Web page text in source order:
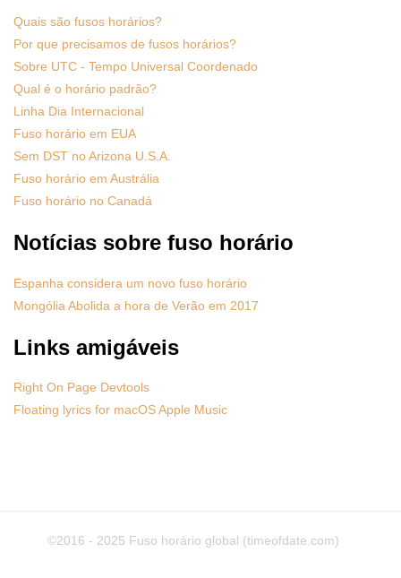
Quais são fusos horários?
Por que precisamos de fusos horários?
Sobre UTC - Tempo Universal Coordenado
Qual é o horário padrão?
Linha Dia Internacional
Fuso horário em EUA
Sem DST no Arizona U.S.A.
Fuso horário em Austrália
Fuso horário no Canadá
Notícias sobre fuso horário
Espanha considera um novo fuso horário
Mongólia Abolida a hora de Verão em 2017
Links amigáveis
Right On Page Devtools
Floating lyrics for macOS Apple Music
©2016 - 2025 Fuso horário global (timeofdate.com)